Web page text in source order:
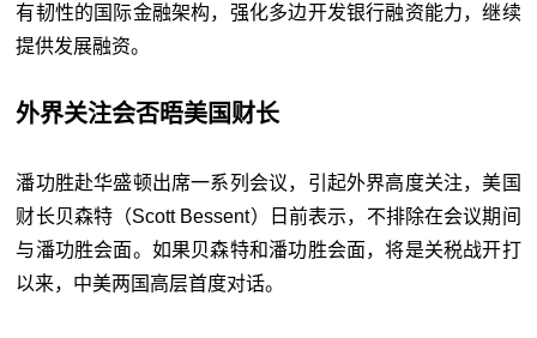
有韧性的国际金融架构，强化多边开发银行融资能力，继续
提供发展融资。
外界关注会否晤美国财长
潘功胜赴华盛顿出席一系列会议，引起外界高度关注，美国
财长贝森特（Scott Bessent）日前表示，不排除在会议期间
与潘功胜会面。如果贝森特和潘功胜会面，将是关税战开打
以来，中美两国高层首度对话。